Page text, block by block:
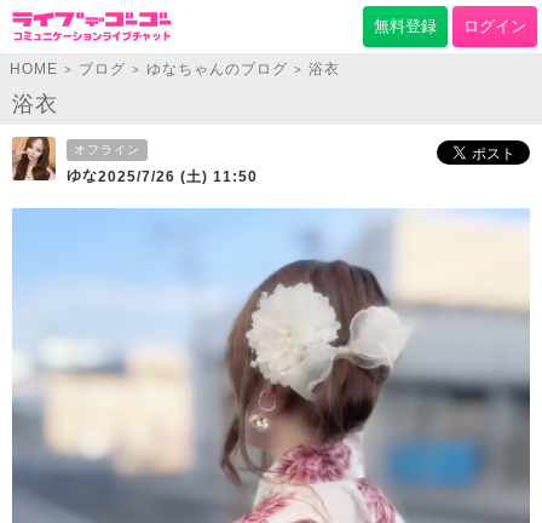
無料登録 ログイン
HOME > ブログ > ゆなちゃんのブログ > 浴衣
浴衣
オフライン
ゆな2025/7/26 (土) 11:50